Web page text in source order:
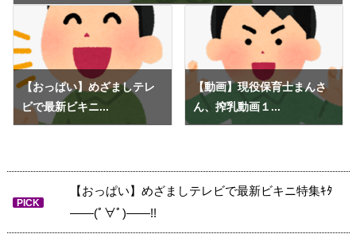
【おっぱい】めざましテレ
ビで最新ビキニ...
【動画】現役保育士まんさ
ん、搾乳動画１...
PICK
【おっぱい】めざましテレビで最新ビキニ特集ｷﾀ
――(ﾟ∀ﾟ)――!!